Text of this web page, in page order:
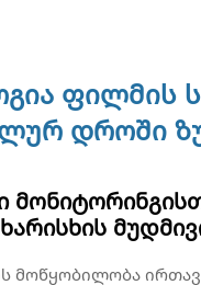
ფილმის
დროში
მოწყობილობა